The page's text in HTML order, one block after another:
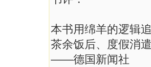
本书用绵羊的逻辑
茶余饭后、度假消
——德国新闻社